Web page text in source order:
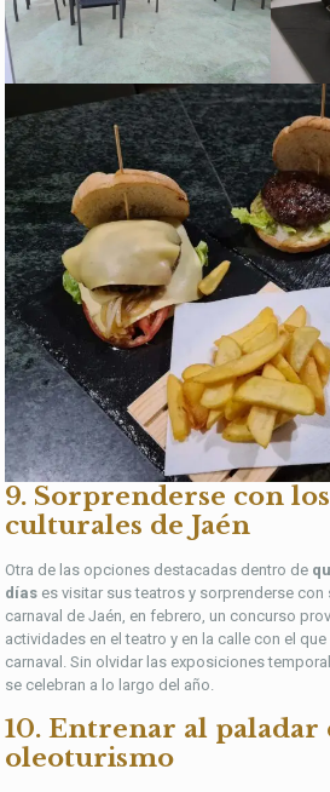
9. Sorprenderse con
culturales de Jaén
Otra de las opciones destacadas dentro de
días es visitar sus teatros y sorprenderse con
carnaval de Jaén, en febrero, un concurso
actividades en el teatro y en la calle con el
carnaval. Sin olvidar las exposiciones
se celebran a lo largo del año.
10. Entrenar al paladar
oleoturismo